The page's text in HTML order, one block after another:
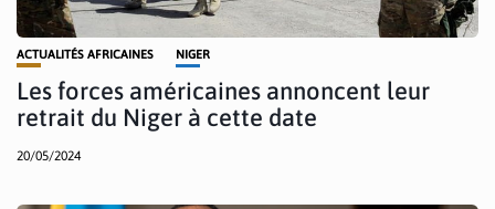
ACTUALITÉS AFRICAINES NIGER
Les forces américaines annoncent leur
retrait du Niger à cette date
20/05/2024